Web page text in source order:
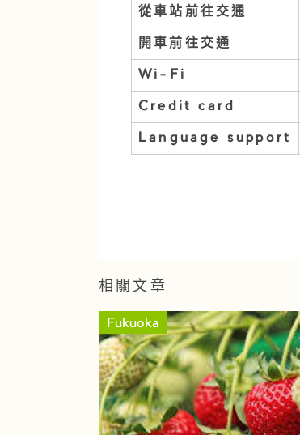
從車站前往交通
開車前往交通
Wi-Fi
Credit card
Language support
相關文章
Fukuoka